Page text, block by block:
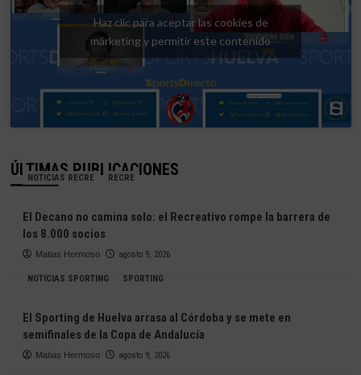
Haz clic para aceptar las cookies de
márketing y permitir este contenido
ÚLTIMAS PUBLICACIONES
NOTICIAS RECRE RECRE
El Decano no camina solo: el Recreativo rompe la barrera de
los 8.000 socios
Matias Hermoso agosto 9, 2026
NOTICIAS SPORTING SPORTING
El Sporting de Huelva arrasa al Córdoba y se mete en
semifinales de la Copa de Andalucía
Matias Hermoso agosto 9, 2026